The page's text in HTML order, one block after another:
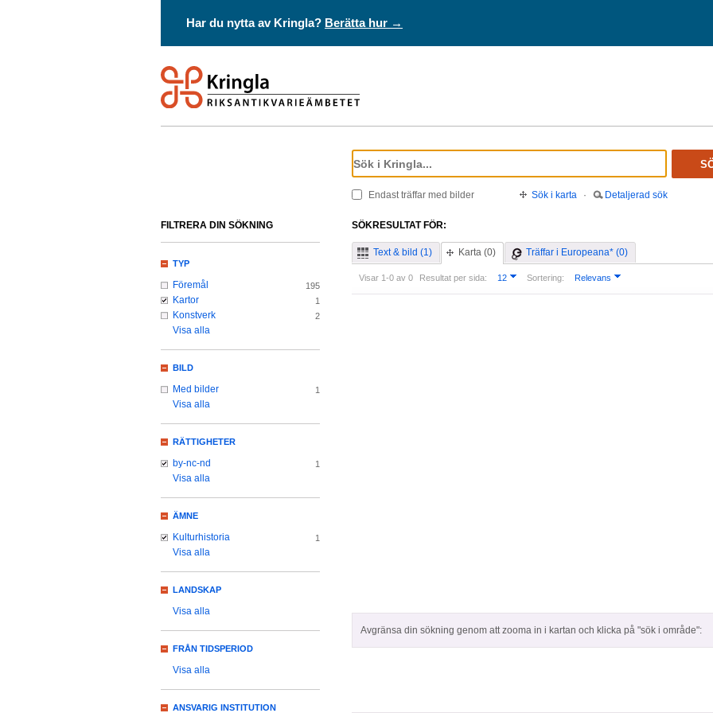
Har du nytta av Kringla? Berätta hur →
Endast träffar med bilder Sök i karta · Detaljerad sök
SÖKRESULTAT FÖR:
Text & bild (1) Karta (0) Träffar i Europeana* (0)
Visar 1-0 av 0 Resultat per sida: 12 Sortering: Relevans
Avgränsa din sökning genom att zooma in i kartan och klicka på "sök i område":
FILTRERA DIN SÖKNING
TYP
Föremål 195
Kartor 1
Konstverk 2
Visa alla
BILD
Med bilder 1
Visa alla
RÄTTIGHETER
by-nc-nd 1
Visa alla
ÄMNE
Kulturhistoria 1
Visa alla
LANDSKAP
Visa alla
FRÅN TIDSPERIOD
Visa alla
ANSVARIG INSTITUTION